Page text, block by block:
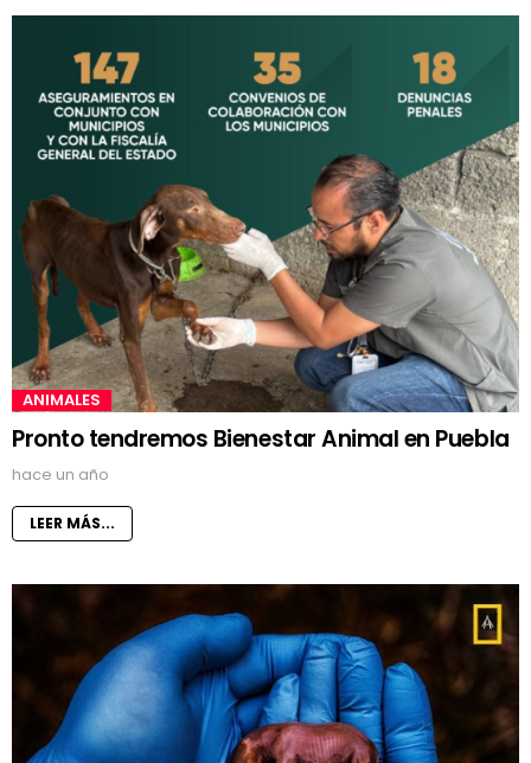
ANIMALES
Pronto tendremos Bienestar Animal en Puebla
hace un año
LEER MÁS...